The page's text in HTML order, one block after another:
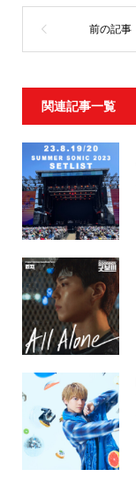
関連記事一覧